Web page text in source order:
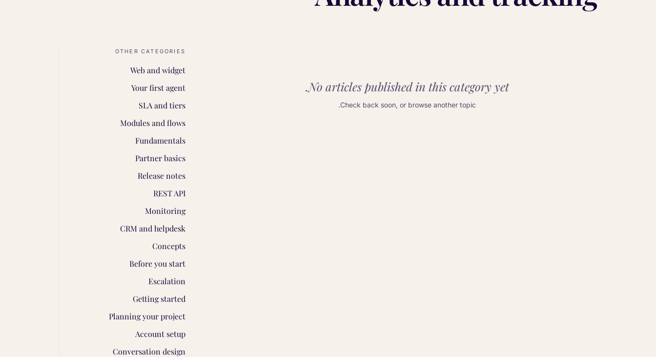
No articles published in this category yet.
Check back soon, or browse another topic.
OTHER CATEGORIES
Web and widget
Your first agent
SLA and tiers
Modules and flows
Fundamentals
Partner basics
Release notes
REST API
Monitoring
CRM and helpdesk
Concepts
Before you start
Escalation
Getting started
Planning your project
Account setup
Conversation design